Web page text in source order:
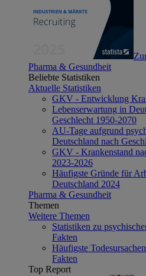
Pharma & Gesundheit
Beliebte Statistiken
Aktuelle Statistiken
GKV - Entwicklung
Lebenserwartung in
Geschlecht 1950-2070
AU-Tage aufgrund
Deutschland nach
GKV - Krankenstand
2023-2026
Häufigste Gründe für
Deutschland 2024
Pharma & Gesundheit
Themen
Weitere Themen
Statistiken zu
Fakten
Häufigste
Fakten
Top Report